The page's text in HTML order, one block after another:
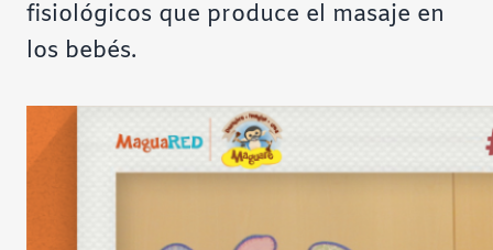
fisiológicos que produce el masaje en
los bebés.